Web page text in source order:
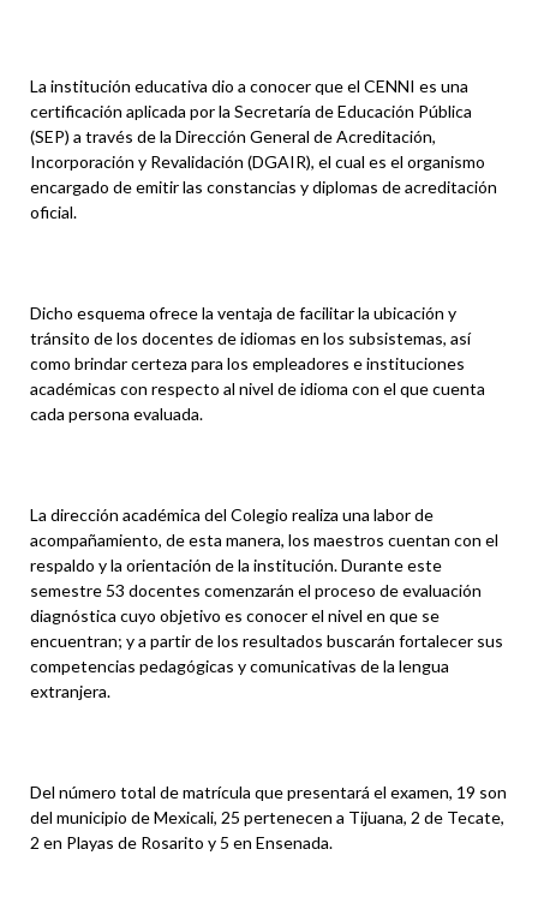
La institución educativa dio a conocer que el CENNI es una
certificación aplicada por la Secretaría de Educación Pública
(SEP) a través de la Dirección General de Acreditación,
Incorporación y Revalidación (DGAIR), el cual es el organismo
encargado de emitir las constancias y diplomas de acreditación
oficial.
Dicho esquema ofrece la ventaja de facilitar la ubicación y
tránsito de los docentes de idiomas en los subsistemas, así
como brindar certeza para los empleadores e instituciones
académicas con respecto al nivel de idioma con el que cuenta
cada persona evaluada.
La dirección académica del Colegio realiza una labor de
acompañamiento, de esta manera, los maestros cuentan con el
respaldo y la orientación de la institución. Durante este
semestre 53 docentes comenzarán el proceso de evaluación
diagnóstica cuyo objetivo es conocer el nivel en que se
encuentran; y a partir de los resultados buscarán fortalecer sus
competencias pedagógicas y comunicativas de la lengua
extranjera.
Del número total de matrícula que presentará el examen, 19 son
del municipio de Mexicali, 25 pertenecen a Tijuana, 2 de Tecate,
2 en Playas de Rosarito y 5 en Ensenada.